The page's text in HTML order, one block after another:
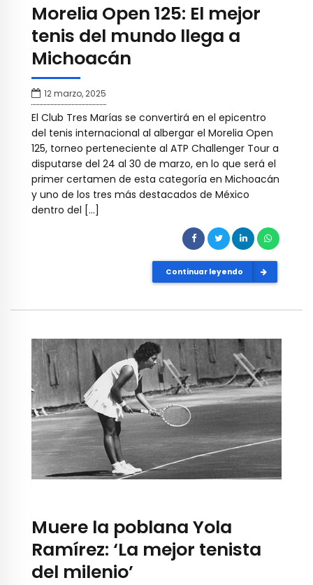
Morelia Open 125: El mejor
tenis del mundo llega a
Michoacán
12 marzo, 2025
El Club Tres Marías se convertirá en el epicentro
del tenis internacional al albergar el Morelia Open
125, torneo perteneciente al ATP Challenger Tour a
disputarse del 24 al 30 de marzo, en lo que será el
primer certamen de esta categoría en Michoacán
y uno de los tres más destacados de México
dentro del […]
Continuar leyendo
Muere la poblana Yola
Ramírez: ‘La mejor tenista
del milenio’